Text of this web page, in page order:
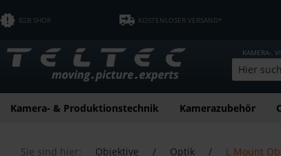
B2B SHOP KOSTENLOSER VERSAND*
KAMERA-,
Kamera- & Produktionstechnik Kamerazubehör
Sie sind hier: Objektive / Optik / L Mount